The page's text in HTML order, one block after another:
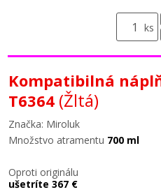
ks
Kompatibilná náplň
T6364 (Žltá)
Značka: Miroluk
Množstvo atramentu 700 ml
Oproti originálu
ušetríte 367 €